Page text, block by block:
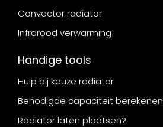
Convector radiator
Infrarood verwarming
Handige tools
Hulp bij keuze radiator
Benodigde capaciteit berekenen
Radiator laten plaatsen?